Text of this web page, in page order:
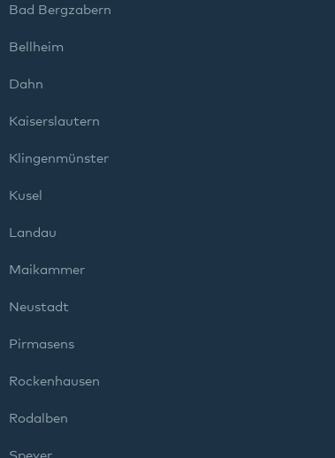
Bad Bergzabern
Bellheim
Dahn
Kaiserslautern
Klingenmünster
Kusel
Landau
Maikammer
Neustadt
Pirmasens
Rockenhausen
Rodalben